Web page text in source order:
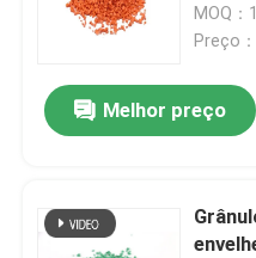
MOQ
Preço
Melhor preço